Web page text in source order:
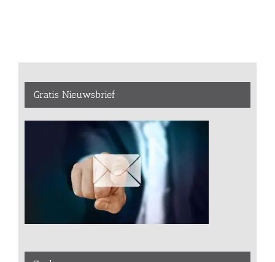
Gratis Nieuwsbrief